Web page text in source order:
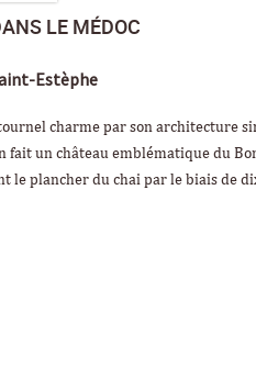
LE MÉDOC
Estèphe
charme par son architecture
fait un château emblématique du
le plancher du chai par le biais de